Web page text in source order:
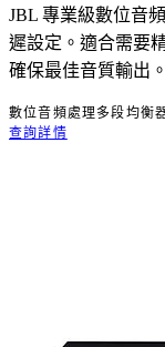
JBL 專業級數位音
遲設定。適合需要
確保最佳音質輸出。
數位音頻處理多段均衡
查詢詳情